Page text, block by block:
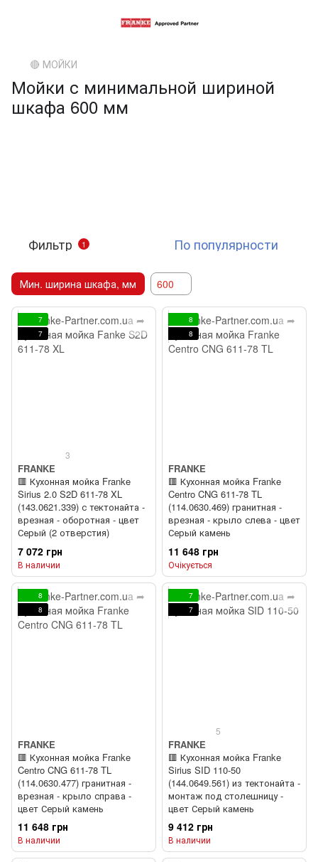
🔴 МОЙКИ
Мойки с минимальной шириной
шкафа 600 мм
Фильтр 1 По популярности
Мин. ширина шкафа, мм 600
7
7
3
FRANKE
🟥 Кухонная мойка Franke
Sirius 2.0 S2D 611-78 XL
(143.0621.339) с тектонайта -
врезная - оборотная - цвет
Серый (2 отверстия)
7 072 грн
В наличии
8
8
FRANKE
🟥 Кухонная мойка Franke
Centro CNG 611-78 TL
(114.0630.469) гранитная -
врезная - крыло слева - цвет
Серый камень
11 648 грн
Очікується
8
8
FRANKE
🟥 Кухонная мойка Franke
Centro CNG 611-78 TL
(114.0630.477) гранитная -
врезная - крыло справа -
цвет Серый камень
11 648 грн
В наличии
7
7
5
FRANKE
🟥 Кухонная мойка Franke
Sirius SID 110-50
(144.0649.561) из тектонайта -
монтаж под столешницу -
цвет Серый камень
9 412 грн
В наличии